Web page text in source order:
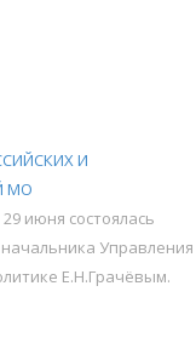
И
МО
июня состоялась
Управления
Е.Н.Грачёвым.